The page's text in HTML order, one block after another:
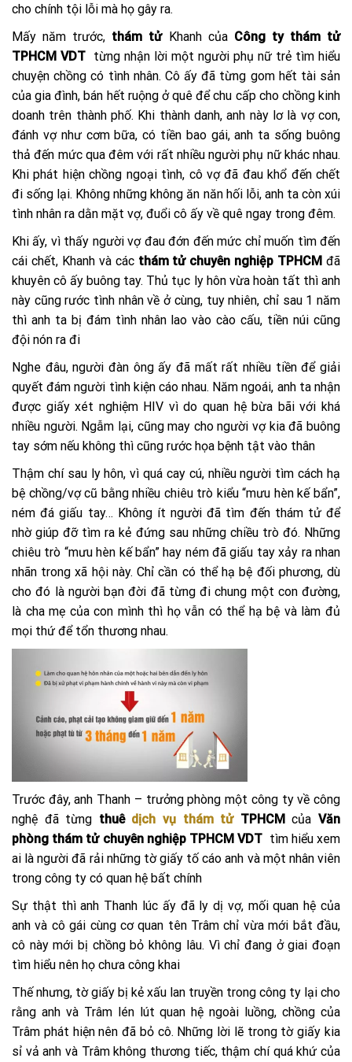
cho chính tội lỗi mà họ gây ra.
Mấy năm trước, thám tửKhanh của Công ty thám tử
TPHCM VDT từng nhận lời một người phụ nữ trẻ tìm hiểu
chuyện chồng có tình nhân. Cô ấy đã từng gom hết tài sản
của gia đình, bán hết ruộng ở quê để chu cấp cho chồng kinh
doanh trên thành phố. Khi thành danh, anh này lơ là vợ con,
đánh vợ như cơm bữa, có tiền bao gái, anh ta sống buông
thả đến mức qua đêm với rất nhiều người phụ nữ khác nhau.
Khi phát hiện chồng ngoại tình, cô vợ đã đau khổ đến chết
đi sống lại. Không những không ăn năn hối lỗi, anh ta còn xúi
tình nhân ra dằn mặt vợ, đuổi cô ấy về quê ngay trong đêm.
Khi ấy, vì thấy người vợ đau đớn đến mức chỉ muốn tìm đến
cái chết, Khanh và các thám tử chuyên nghiệp TPHCM đã
khuyên cô ấy buông tay. Thủ tục ly hôn vừa hoàn tất thì anh
này cũng rước tình nhân về ở cùng, tuy nhiên, chỉ sau 1 năm
thì anh ta bị đám tình nhân lao vào cào cấu, tiền núi cũng
đội nón ra đi
Nghe đâu, người đàn ông ấy đã mất rất nhiều tiền để giải
quyết đám người tình kiện cáo nhau. Năm ngoái, anh ta nhận
được giấy xét nghiệm HIV vì do quan hệ bừa bãi với khá
nhiều người. Ngẫm lại, cũng may cho người vợ kia đã buông
tay sớm nếu không thì cũng rước họa bệnh tật vào thân
Thậm chí sau ly hôn, vì quá cay cú, nhiều người tìm cách hạ
bệ chồng/vợ cũ bằng nhiều chiêu trò kiểu “mưu hèn kế bẩn”,
ném đá giấu tay… Không ít người đã tìm đến thám tử để
nhờ giúp đỡ tìm ra kẻ đứng sau những chiều trò đó. Những
chiêu trò “mưu hèn kế bẩn” hay ném đã giấu tay xảy ra nhan
nhãn trong xã hội này. Chỉ cần có thể hạ bệ đối phương, dù
cho đó là người bạn đời đã từng đi chung một con đường,
là cha mẹ của con mình thì họ vẫn có thể hạ bệ và làm đủ
mọi thứ để tổn thương nhau.
Trước đây, anh Thanh – trưởng phòng một công ty về công
nghệ đã từng thuê dịch vụ thám tử TPHCMcủaVăn
phòng thám tử chuyên nghiệp TPHCM VDT tìm hiểu xem
ai là người đã rải những tờ giấy tố cáo anh và một nhân viên
trong công ty có quan hệ bất chính
Sự thật thì anh Thanh lúc ấy đã ly dị vợ, mối quan hệ của
anh và cô gái cùng cơ quan tên Trâm chỉ vừa mới bắt đầu,
cô này mới bị chồng bỏ không lâu. Vì chỉ đang ở giai đoạn
tìm hiểu nên họ chưa công khai
Thế nhưng, tờ giấy bị kẻ xấu lan truyền trong công ty lại cho
rằng anh và Trâm lén lút quan hệ ngoài luồng, chồng của
Trâm phát hiện nên đã bỏ cô. Những lời lẽ trong tờ giấy kia
sỉ vả anh và Trâm không thương tiếc, thậm chí quá khứ của